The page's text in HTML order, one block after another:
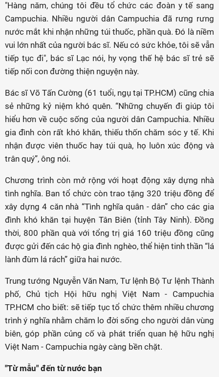
"Hàng năm, chúng tôi đều tổ chức các đoàn y tế sang
Campuchia. Nhiều người dân Campuchia đã rưng rưng
nước mắt khi nhận những túi thuốc, phần quà. Đó là niềm
vui lớn nhất của người bác sĩ. Nếu có sức khỏe, tôi sẽ vẫn
tiếp tục đi", bác sĩ Lạc nói, hy vọng thế hệ bác sĩ trẻ sẽ
tiếp nối con đường thiện nguyện này.
Bác sĩ Võ Tấn Cường (61 tuổi, ngụ tại TP.HCM) cũng chia
sẻ những kỷ niệm khó quên. “Những chuyến đi giúp tôi
hiểu hơn về cuộc sống của người dân Campuchia. Nhiều
gia đình còn rất khó khăn, thiếu thốn chăm sóc y tế. Khi
nhận được viên thuốc hay túi quà, họ luôn xúc động và
trân quý”, ông nói.
Chương trình còn mở rộng với hoạt động xây dựng nhà
tình nghĩa. Ban tổ chức còn trao tặng 320 triệu đồng để
xây dựng 4 căn nhà “Tình nghĩa quân - dân” cho các gia
đình khó khăn tại huyện Tân Biên (tỉnh Tây Ninh). Đồng
thời, 800 phần quà với tổng trị giá 160 triệu đồng cũng
được gửi đến các hộ gia đình nghèo, thể hiện tinh thần “lá
lành đùm lá rách” giữa hai nước.
Trung tướng Nguyễn Văn Nam, Tư lệnh Bộ Tư lệnh Thành
phố, Chủ tịch Hội hữu nghị Việt Nam - Campuchia
TP.HCM cho biết: sẽ tiếp tục tổ chức thêm nhiều chương
trình ý nghĩa nhằm chăm lo đời sống cho người dân vùng
biên, góp phần củng cố và phát triển quan hệ hữu nghị
Việt Nam - Campuchia ngày càng bền chặt.
"Từ mẫu" đến từ nước bạn